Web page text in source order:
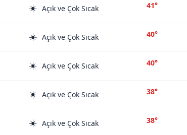
☀️ Açık ve Çok Sıcak 41°
☀️ Açık ve Çok Sıcak 40°
☀️ Açık ve Çok Sıcak 40°
☀️ Açık ve Çok Sıcak 38°
☀️ Açık ve Çok Sıcak 38°